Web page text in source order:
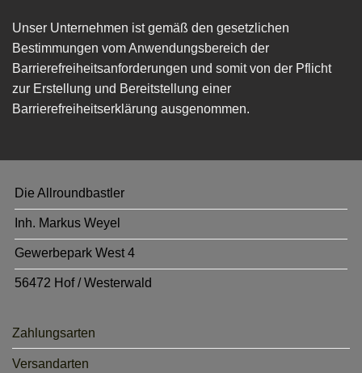
Unser Unternehmen ist gemäß den gesetzlichen
Bestimmungen vom Anwendungsbereich der
Barrierefreiheitsanforderungen und somit von der Pflicht
zur Erstellung und Bereitstellung einer
Barrierefreiheitserklärung ausgenommen.
Die Allroundbastler
Inh. Markus Weyel
Gewerbepark West 4
56472 Hof / Westerwald
Zahlungsarten
Versandarten